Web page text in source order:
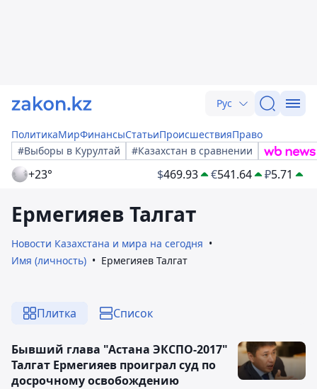
Рус
ПолитикаМирФинансыСтатьиПроисшествияПраво
#Выборы в Курултай
#Казахстан в сравнении
+23° $469.93 €541.64 ₽5.71
Ермегияев Талгат
Новости Казахстана и мира на сегодня
Имя (личность)
Ермегияев Талгат
Плитка Список
Бывший глава "Астана ЭКСПО-2017"
Талгат Ермегияев проиграл суд по
досрочному освобождению